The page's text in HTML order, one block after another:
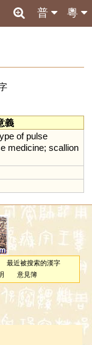
粵
普
義
of pulse
medicine; scallion
最近被搜索的漢字
意見簿